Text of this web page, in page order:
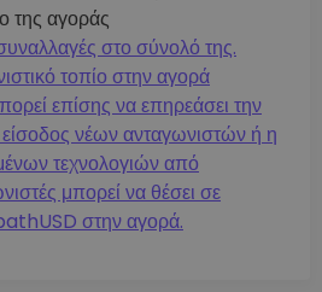
της αγοράς
στο σύνολό της.
τοπίο στην αγορά
επίσης να επηρεάσει την
νέων ανταγωνιστών ή η
τεχνολογιών από
μπορεί να θέσει σε
στην αγορά.